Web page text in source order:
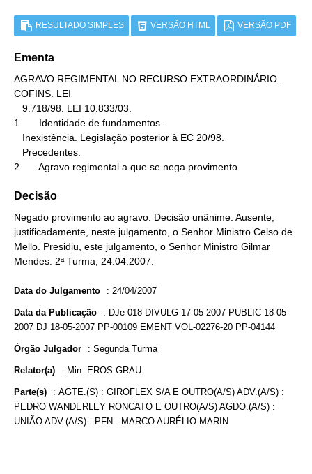
RESULTADO SIMPLES VERSÃO HTML VERSÃO PDF
Ementa
AGRAVO REGIMENTAL NO RECURSO EXTRAORDINÁRIO.
COFINS. LEI
1.      Identidade de fundamentos.
2.      Agravo regimental a que se nega provimento.
Decisão
Negado provimento ao agravo. Decisão unânime. Ausente,
justificadamente, neste julgamento, o Senhor Ministro Celso de
Mello. Presidiu, este julgamento, o Senhor Ministro Gilmar
Mendes. 2ª Turma, 24.04.2007.
Data do Julgamento : 24/04/2007
Data da Publicação : DJe-018 DIVULG 17-05-2007 PUBLIC 18-05-
2007 DJ 18-05-2007 PP-00109 EMENT VOL-02276-20 PP-04144
Órgão Julgador : Segunda Turma
Relator(a) : Min. EROS GRAU
Parte(s) : AGTE.(S) : GIROFLEX S/A E OUTRO(A/S) ADV.(A/S) :
PEDRO WANDERLEY RONCATO E OUTRO(A/S) AGDO.(A/S) :
UNIÃO ADV.(A/S) : PFN - MARCO AURÉLIO MARIN